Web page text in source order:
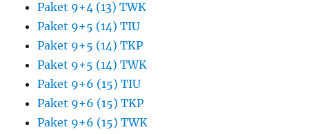
Paket 9+4 (13) TWK
Paket 9+5 (14) TIU
Paket 9+5 (14) TKP
Paket 9+5 (14) TWK
Paket 9+6 (15) TIU
Paket 9+6 (15) TKP
Paket 9+6 (15) TWK